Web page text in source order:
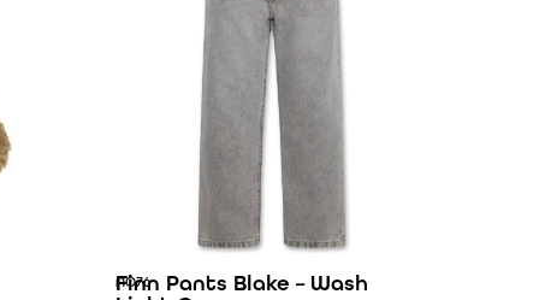
AO76
Finn Pants Blake – Wash